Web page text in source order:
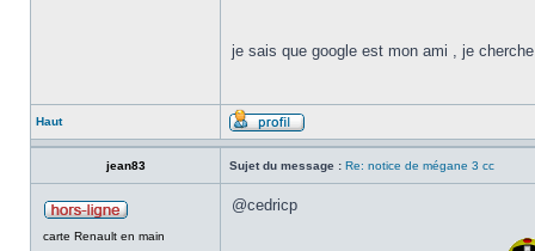
je sais que google est mon ami , je
Haut
jean83 Sujet du message : Re: notice de mégane 3 cc
carte Renault en main
@cedricp